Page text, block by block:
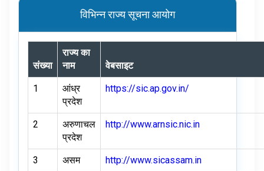
विभिन्न राज्य सूचना आयोग
संख्या
राज्य का
नाम
वेबसाइट
1
आंध्र
प्रदेश
https://sic.ap.gov.in/
2
अरुणाचल
प्रदेश
http://www.arnsic.nic.in
3 असम http://www.sicassam.in